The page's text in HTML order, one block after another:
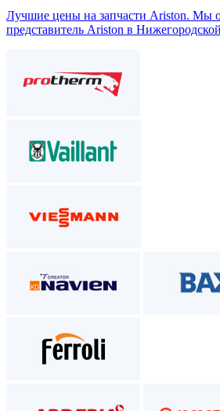
Лучшие цены на запчасти Аriston. Мы
представитель Ariston в